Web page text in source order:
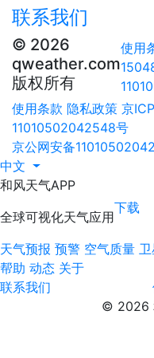
联系我们
© 2026
qweather.com
版权所有
使用
使用条款 隐私政策 京
11010502042548号
京公网安备
中文
和风天气APP
全球可视化天气应用
下载
天气预报 预警 空气质量
帮助 动态 关于
联系我们
© 2026